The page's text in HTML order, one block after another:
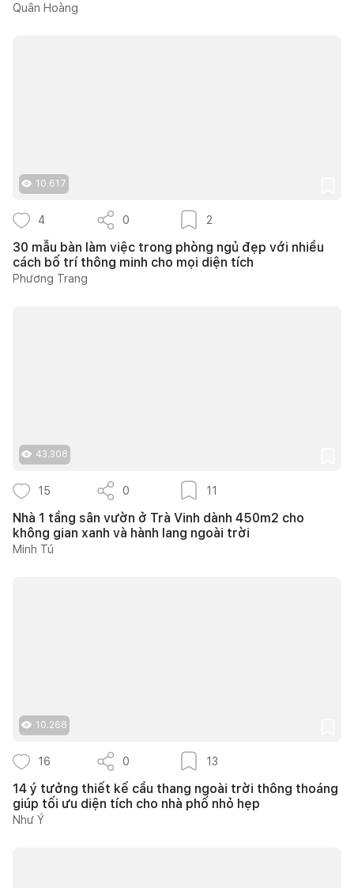
Quân Hoàng
10.617
4 0 2
30 mẫu bàn làm việc trong phòng ngủ đẹp với nhiều
cách bố trí thông minh cho mọi diện tích
Phương Trang
43.308
15 0 11
Nhà 1 tầng sân vườn ở Trà Vinh dành 450m2 cho
không gian xanh và hành lang ngoài trời
Minh Tú
10.268
16 0 13
14 ý tưởng thiết kế cầu thang ngoài trời thông thoáng
giúp tối ưu diện tích cho nhà phố nhỏ hẹp
Như Ý